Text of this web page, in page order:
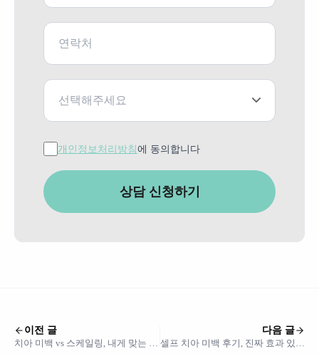
선택해주세요
개인정보처리방침에 동의합니다
상담 신청하기
이전 글
치아 미백 vs 스케일링, 내게 맞는 건
다음 글
셀프 치아 미백 후기, 진짜 효과 있을